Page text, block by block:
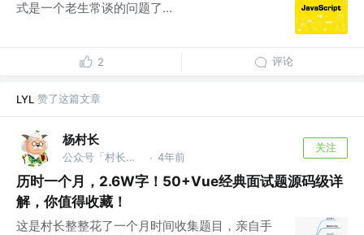
式是一个老生常谈的问题了...
2 评论
LYL 赞了这篇文章
杨村长
公众号「村长学前端」 @B站「前端杨村长」 · 4年前
关注
历时一个月，2.6W字！50+Vue经典面试题源码级详
解，你值得收藏！
这是村长整整花了一个月时间收集题目，亲自手